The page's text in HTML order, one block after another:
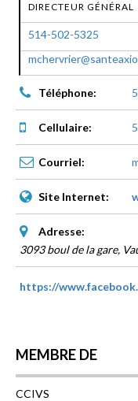
DIRECTEUR GÉNÉRAL
514-502-5325
Téléphone:
Cellulaire:
Courriel:
Site Internet:
Adresse:
3093 boul de la gare,
https://
MEMBRE DE
CCIVS